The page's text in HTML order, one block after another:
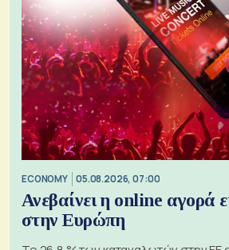
ECONOMY 05.08.2026, 07:00
Ανεβαίνει η online αγορά
στην Ευρώπη